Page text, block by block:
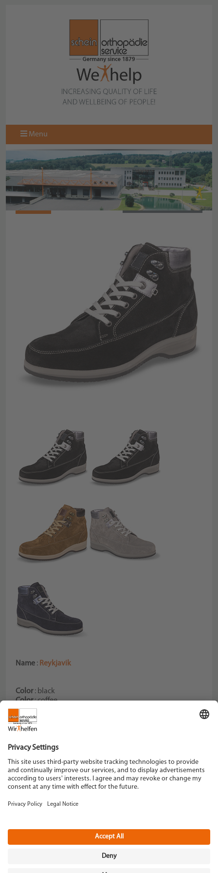
Menu
BACK TO COLLECTION
N10445
Name : Reykjavik
Color: black
Color: coffee
Color: grey
Color: navy
Hildegardstraße 5
42897 Remscheid
Tel. +49 2191 910-0
Fax +49 2191 910-100
Instagram